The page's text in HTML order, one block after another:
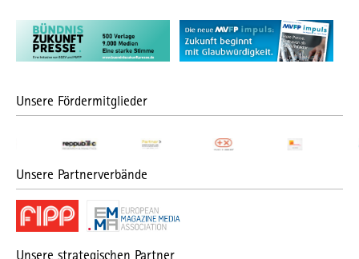
Unsere Fördermitglieder
Unsere Partnerverbände
Unsere strategischen Partner